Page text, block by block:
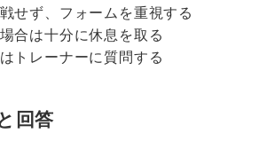
せず、フォームを重視する
合は十分に休息を取る
トレーナーに質問する
回答